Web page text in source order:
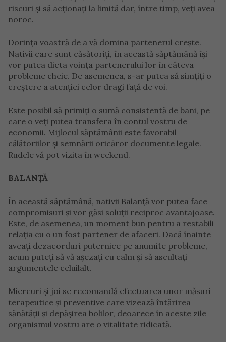
riscuri și să acționați la limită dar, între timp, veți avea
noroc.
Dorința voastră de a vă domina partenerul crește.
Nativii care sunt căsătoriți, în această săptămână își
vor putea dicta voința partenerului lor în câteva
probleme cheie. De asemenea, s-ar putea să simțiți o
creștere a atenției celor dragi față de voi.
Este posibil să primiți o sumă consistentă de bani, pe
care o veți putea transfera în contul vostru de
economii. Mijlocul săptămânii este favorabil
călătoriilor și semnării oricăror documente legale.
Rudele vă pot vizita în weekend.
BALANȚĂ
În această săptămână, nativii Balanță vor putea face
compromisuri și vor găsi soluții reciproc avantajoase.
Este, de asemenea, un moment bun pentru a restabili
relația cu o un fost partener de afaceri. Dacă înainte
aveați dezacorduri puternice pe anumite probleme,
acum puteți să vă așezați cu calm și să ascultați
argumentele celuilalt.
Miercuri și joi se recomandă efectuarea unor măsuri
terapeutice și preventive care vizează întărirea
sănătății și depășirea bolilor, deoarece în aceste zile
organismul vostru are o vitalitate ridicată.